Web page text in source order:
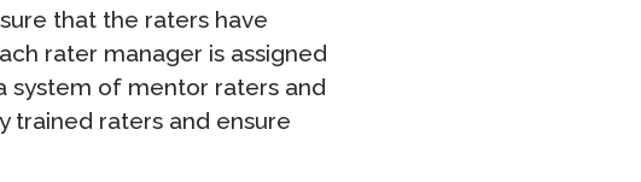
STAMP 그룹 로스터링
that the raters have
rater manager is assigned
system of mentor raters and
trained raters and ensure